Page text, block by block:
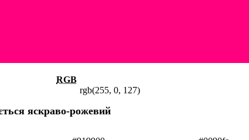
RGB
rgb(255, 0, 127)
яскраво-рожевий